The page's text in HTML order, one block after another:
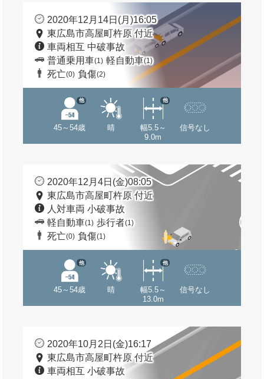
2020年12月14日(月)16:05
東広島市高屋町杵原 付近
車両相互 中破事故
普通乗用車(1) 軽自動車(1)
死亡(0) 負傷(2)
45～54歳
他
晴
幅5.5～
9.0m
他
信号なし
2020年12月4日(金)08:05
東広島市高屋町杵原 付近
人対車両 小破事故
軽自動車(1) 歩行者(1)
死亡(0) 負傷(1)
45～54歳
他
晴
幅5.5～
13.0m
他
信号なし
2020年10月2日(金)16:17
東広島市高屋町杵原 付近
車両相互 小破事故